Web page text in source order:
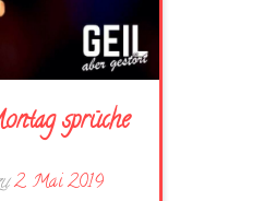
sprüche
2. Mai 2019